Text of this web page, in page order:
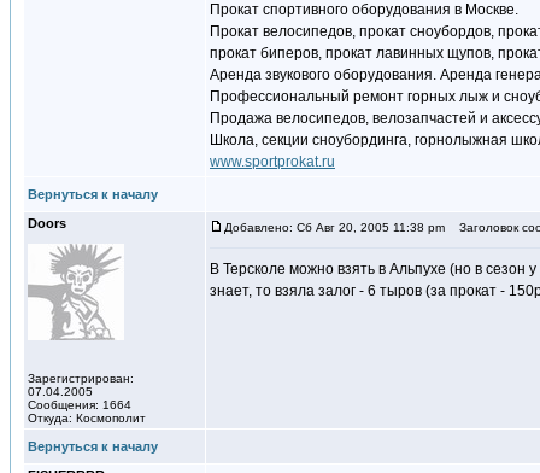
Прокат спортивного оборудования в Москве.
Прокат велосипедов, прокат сноубордов,
прокат биперов, прокат лавинных щупов,
Аренда звукового оборудования. Аренда
Профессиональный ремонт горных лыж и
Продажа велосипедов, велозапчастей и
Школа, секции сноубординга, горнолыжная
www.sportprokat.ru
Вернуться к началу
Doors
Зарегистрирован:
07.04.2005
Сообщения: 1664
Откуда: Космополит
Добавлено: Сб Авг 20, 2005 11:38 pm Заголовок
В Терсколе можно взять в Альпухе (но в
знает, то взяла залог - 6 тыров (за прокат -
Вернуться к началу